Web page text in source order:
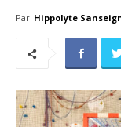
Par Hippolyte